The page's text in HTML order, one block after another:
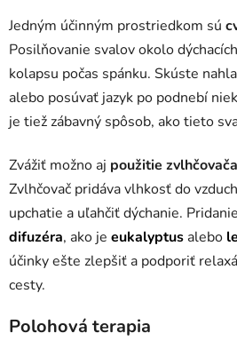
Jedným účinným prostriedkom sú
Posilňovanie svalov okolo
kolapsu počas spánku. Skúste
alebo posúvať jazyk po podnebí
je tiež zábavný spôsob, ako tieto
Zvážiť možno aj použitie
Zvlhčovač pridáva vlhkosť do
upchatie a uľahčiť dýchanie.
difuzéra, ako je eukalyptus alebo
účinky ešte zlepšiť a podporiť
cesty.
Polohová terapia